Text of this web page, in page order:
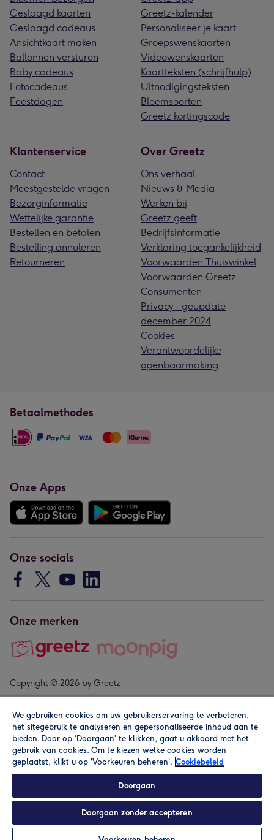
In winkelmand Personaliseren
Geslaagd kaarten
Geslaagd cadeaus
Ansichtkaart maken
Ballonnen versturen
Baby cadeaus
Fotocadeaus
Feestdagen
Greetz-kalender
Personaliseer je kaart
Groepswenskaarten
Videowenskaarten
Kaartteksten (schrijfhulp)
Uitnodigingsteksten
Bloemsoorten
Greetz kortingscode
Klantenservice
Contact
Meestgestelde vragen
Bezorginformatie
Wettelijke garantie
Bestellen en betalen
Bestelling annuleren
Retourneren
Over Greetz
Ons verhaal
Nieuws & Media
Werken bij
Greetz geeft
Bedrijfsinformatie
Verklaring toegankelijkheid
Voorwaarden Thuiswinkel
Voorwaarden Greetz
Consumenten
Privacy - geupdate
december 2024
Cookies
Verantwoordelijke
openbaarmaking
Betaalmethodes
Onze Apps
Onze socials
Onze merken
Copyright © 2026 by Greetz
Alle prijzen zijn inclusief btw en andere heffingen. Lees de
We gebruiken cookies om uw gebruikerservaring te verbeteren,
het sitegebruik te analyseren en gepersonaliseerde inhoud aan te
bieden. Door op ‘Doorgaan’ te klikken, gaat u akkoord met het
gebruik van cookies. Om te kiezen welke cookies worden
geplaatst, klikt u op 'Voorkeuren beheren'. Cookiebeleid
Doorgaan
Doorgaan zonder accepteren